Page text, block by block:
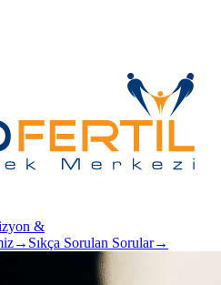
&
→ Sıkça Sorulan Sorular→